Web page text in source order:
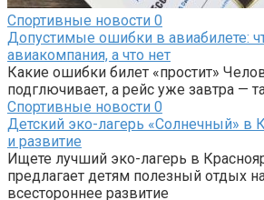
Спортивные новости 0
Допустимые ошибки в авиабилете:
авиакомпания, а что нет
Какие ошибки билет «простит»
подглючивает, а рейс уже завтра —
Спортивные новости 0
Детский эко-лагерь «Солнечный» в
и развитие
Ищете лучший эко-лагерь в
предлагает детям полезный отдых
всестороннее развитие